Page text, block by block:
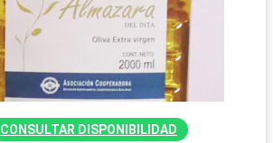
CONSULTAR DISPONIBILIDAD